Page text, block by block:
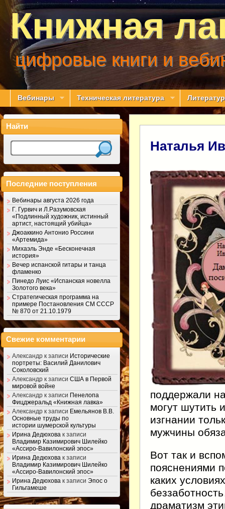
Книжная
цифровые книги и
Вебинары Техническая литература
Наталья
поддержали
могут шутить
изгнании
мужчины
Вот так и
пояснениями
каких
драматизм
Найти
Последние поступления
Вебинары августа 2026 года
Г. Гурвич и Л.Разумовская
«Подлинный художник, истинный
артист, настоящий убийца»
Джоаккино Антонио Россини
«Артемида»
Михаэль Энде «Бесконечная
история»
Вечер испанской гитары и танца
фламенко
Пинедо Луис «Испанская новелла
Золотого века»
Стратегическая программа на
примере Постановления СМ СССР
№ 870 от 21.10.1979
Свежие комментарии
Александр к записи Исторические
портреты: Василий Данилович
Соколовский
Александр к записи США в Первой
мировой войне
Александр к записи Пенелопа
Фицджеральд «Книжная лавка»
Александр к записи Емельянов В.В.
Основные труды по
истории шумерской культуры
Ирина Дедюхова к записи
Владимир Казимирович Шилейко
«Ассиро-Вавилонский эпос»
Ирина Дедюхова к записи
Владимир Казимирович Шилейко
«Ассиро-Вавилонский эпос»
Ирина Дедюхова к записи Эпос о
Гильгамеше